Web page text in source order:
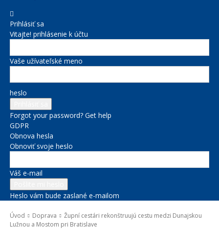
Prihlásiť sa
Vitajte! prihlásenie k účtu
Vaše užívateľské meno
heslo
Forgot your password? Get help
GDPR
Obnova hesla
Obnoviť svoje heslo
Váš e-mail
Heslo vám bude zaslané e-mailom
Úvod Doprava
Župní cestári rekonštruujú cestu medzi Dunajskou
Lužnou a Mostom pri Bratislave